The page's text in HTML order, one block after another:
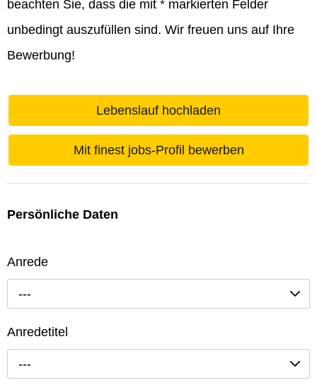
beachten Sie, dass die mit * markierten Felder
unbedingt auszufüllen sind. Wir freuen uns auf Ihre
Bewerbung!
Lebenslauf hochladen
Mit finest jobs-Profil bewerben
Persönliche Daten
Anrede
---
Anredetitel
---